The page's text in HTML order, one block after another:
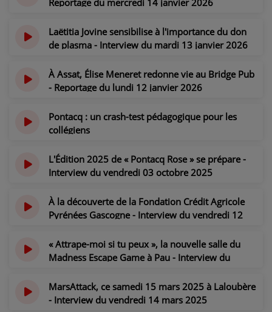
Laëtitia Jovine sensibilise à l'importance du don
de plasma - Interview du mardi 13 janvier 2026
À Assat, Élise Meneret redonne vie au Bridge Pub
- Reportage du lundi 12 janvier 2026
Pontacq : un crash-test pédagogique pour les
collégiens
L'Édition 2025 de « Pontacq Rose » se prépare -
Interview du vendredi 03 octobre 2025
À la découverte de la Fondation Crédit Agricole
Pyrénées Gascogne - Interview du vendredi 12
il y a 10 mois
« Attrape-moi si tu peux », la nouvelle salle du
Madness Escape Game à Pau - Interview du
il y a 1 an
MarsAttack, ce samedi 15 mars 2025 à Laloubère
- Interview du vendredi 14 mars 2025